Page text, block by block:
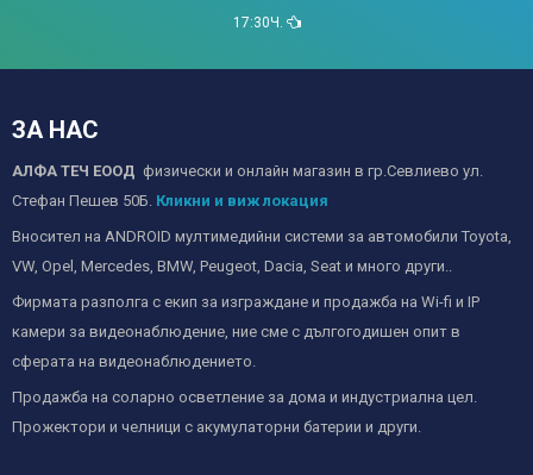
17:30Ч.
ЗА НАС
АЛФА ТЕЧ ЕООД физически и онлайн магазин в гр.Севлиево ул.
Стефан Пешев 50Б. Кликни и виж локация
Вносител на ANDROID мултимедийни системи за автомобили Toyota,
VW, Opel, Mercedes, BMW, Peugeot, Dacia, Seat и много други..
Фирмата разполга с екип за изграждане и продажба на Wi-fi и IP
камери за видеонаблюдение, ние сме с дългогодишен опит в
сферата на видеонаблюдението.
Продажба на соларно осветление за дома и индустриална цел.
Прожектори и челници с акумулаторни батерии и други.